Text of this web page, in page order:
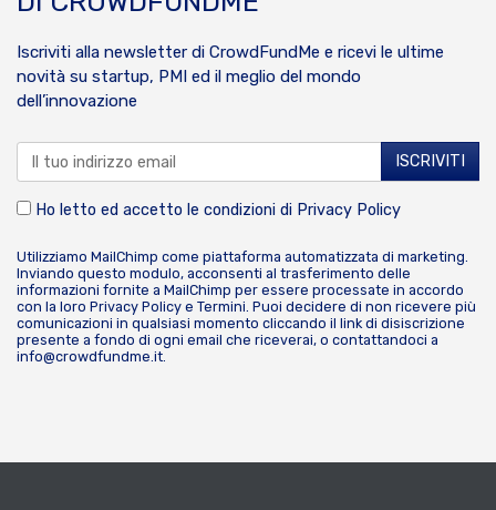
Iscriviti alla newsletter di CrowdFundMe e ricevi le ultime
novità su startup, PMI ed il meglio del mondo
dell’innovazione
Ho letto ed accetto le condizioni di Privacy Policy
Utilizziamo MailChimp come piattaforma automatizzata di marketing.
Inviando questo modulo, acconsenti al trasferimento delle
informazioni fornite a MailChimp per essere processate in accordo
con la loro Privacy Policy e Termini. Puoi decidere di non ricevere più
comunicazioni in qualsiasi momento cliccando il link di disiscrizione
presente a fondo di ogni email che riceverai, o contattandoci a
info@crowdfundme.it.